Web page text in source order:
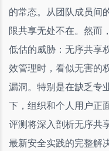
的常态。从团队成员间
限共享无处不在。然而
低估的威胁：无序共享
效管理时，看似无害的
漏洞。特别是在缺乏专
下，组织和个人用户正
评测将深入剖析无序共
最新安全实践的完整解